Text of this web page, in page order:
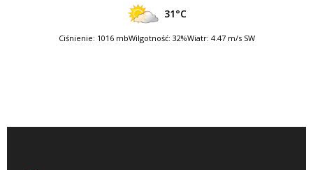
31°C
Ciśnienie: 1016 mbWilgotność: 32%Wiatr: 4.47 m/s SW